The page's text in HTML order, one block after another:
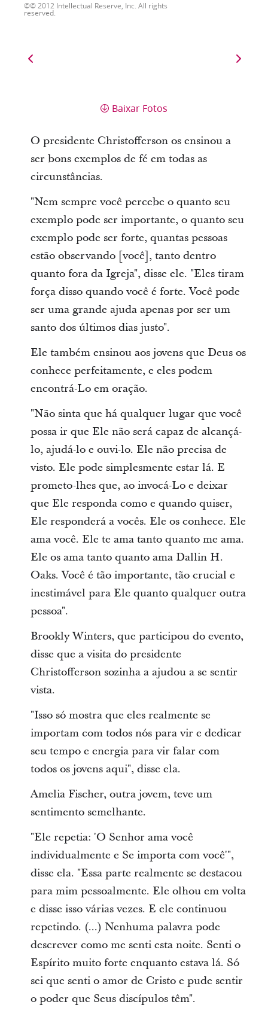
© 2012 Intellectual Reserve, Inc. All rights
reserved.
Baixar Fotos
O presidente Christofferson os ensinou a
ser bons exemplos de fé em todas as
circunstâncias.
"Nem sempre você percebe o quanto seu
exemplo pode ser importante, o quanto seu
exemplo pode ser forte, quantas pessoas
estão observando [você], tanto dentro
quanto fora da Igreja", disse ele. "Eles tiram
força disso quando você é forte. Você pode
ser uma grande ajuda apenas por ser um
santo dos últimos dias justo".
Ele também ensinou aos jovens que Deus os
conhece perfeitamente, e eles podem
encontrá-Lo em oração.
"Não sinta que há qualquer lugar que você
possa ir que Ele não será capaz de alcançá-
lo, ajudá-lo e ouvi-lo. Ele não precisa de
visto. Ele pode simplesmente estar lá. E
prometo-lhes que, ao invocá-Lo e deixar
que Ele responda como e quando quiser,
Ele responderá a vocês. Ele os conhece. Ele
ama você. Ele te ama tanto quanto me ama.
Ele os ama tanto quanto ama Dallin H.
Oaks. Você é tão importante, tão crucial e
inestimável para Ele quanto qualquer outra
pessoa".
Brookly Winters, que participou do evento,
disse que a visita do presidente
Christofferson sozinha a ajudou a se sentir
vista.
"Isso só mostra que eles realmente se
importam com todos nós para vir e dedicar
seu tempo e energia para vir falar com
todos os jovens aqui", disse ela.
Amelia Fischer, outra jovem, teve um
sentimento semelhante.
"Ele repetia: 'O Senhor ama você
individualmente e Se importa com você'",
disse ela. "Essa parte realmente se destacou
para mim pessoalmente. Ele olhou em volta
e disse isso várias vezes. E ele continuou
repetindo. (...) Nenhuma palavra pode
descrever como me senti esta noite. Senti o
Espírito muito forte enquanto estava lá. Só
sei que senti o amor de Cristo e pude sentir
o poder que Seus discípulos têm".